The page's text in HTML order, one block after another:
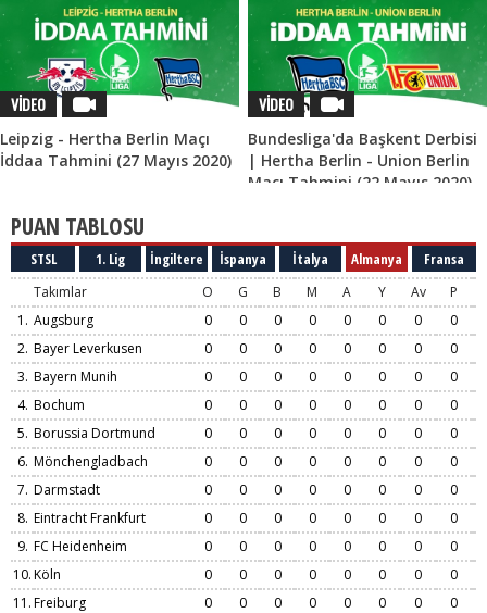
VİDEO
Leipzig - Hertha Berlin Maçı
İddaa Tahmini (27 Mayıs 2020)
VİDEO
Bundesliga'da Başkent Derbisi
| Hertha Berlin - Union Berlin
Maçı Tahmini (22 Mayıs 2020)
PUAN TABLOSU
STSL 1. Lig İngiltere İspanya İtalya Almanya Fransa
Takımlar O G B M A Y Av
P
1. Augsburg 0 0 0 0 0 0 0
0
2. Bayer Leverkusen 0 0 0 0 0 0 0
0
3. Bayern Munih 0 0 0 0 0 0 0
0
4. Bochum 0 0 0 0 0 0 0
0
5. Borussia Dortmund 0 0 0 0 0 0 0
0
6. Mönchengladbach 0 0 0 0 0 0 0
0
7. Darmstadt 0 0 0 0 0 0 0
0
8. Eintracht Frankfurt 0 0 0 0 0 0 0
0
9. FC Heidenheim 0 0 0 0 0 0 0
0
10.Köln 0 0 0 0 0 0 0
0
11.Freiburg 0 0 0 0 0 0 0
0